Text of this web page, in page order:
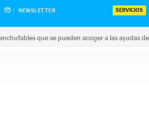
NEWSLETTER SERVICIOS
que se pueden acoger a las ayudas